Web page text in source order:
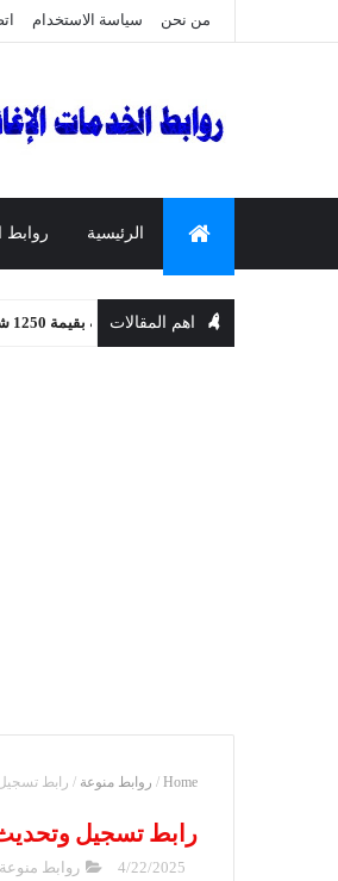
من نحن سياسة الاستخدام
الرئيسية روابط
اهم المقالات
في المساعدة المالية بقيمة 1250 شيكل
Home
/ روابط منوعة / رابط
رابط تسجيل
4/22/2025 روابط منوعة